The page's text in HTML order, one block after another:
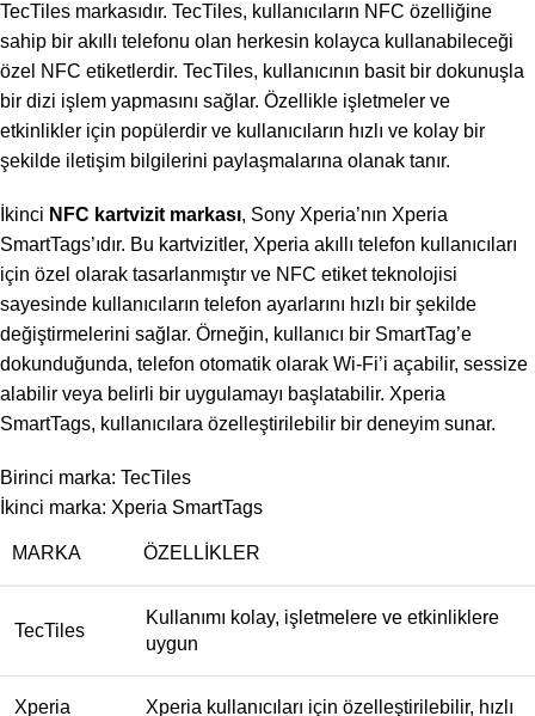
TecTiles markasıdır. TecTiles, kullanıcıların NFC özelliğine
sahip bir akıllı telefonu olan herkesin kolayca kullanabileceği
özel NFC etiketlerdir. TecTiles, kullanıcının basit bir dokunuşla
bir dizi işlem yapmasını sağlar. Özellikle işletmeler ve
etkinlikler için popülerdir ve kullanıcıların hızlı ve kolay bir
şekilde iletişim bilgilerini paylaşmalarına olanak tanır.
İkinci NFC kartvizit markası, Sony Xperia’nın Xperia
SmartTags’ıdır. Bu kartvizitler, Xperia akıllı telefon kullanıcıları
için özel olarak tasarlanmıştır ve NFC etiket teknolojisi
sayesinde kullanıcıların telefon ayarlarını hızlı bir şekilde
değiştirmelerini sağlar. Örneğin, kullanıcı bir SmartTag’e
dokunduğunda, telefon otomatik olarak Wi-Fi’i açabilir, sessize
alabilir veya belirli bir uygulamayı başlatabilir. Xperia
SmartTags, kullanıcılara özelleştirilebilir bir deneyim sunar.
Birinci marka: TecTiles
İkinci marka: Xperia SmartTags
MARKA ÖZELLIKLER
TecTiles
Kullanımı kolay, işletmelere ve etkinliklere
uygun
Xperia
Xperia kullanıcıları için özelleştirilebilir, hızlı